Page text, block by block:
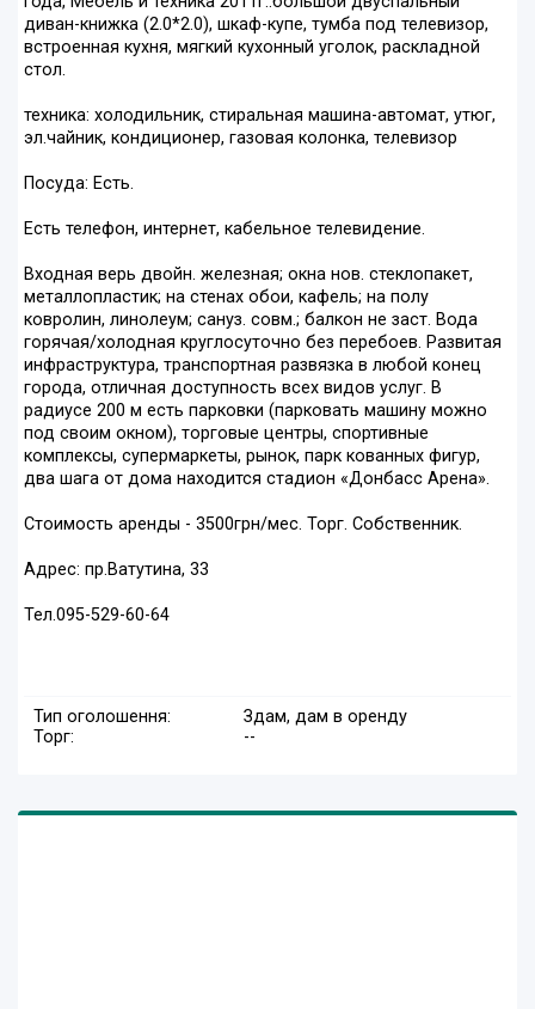
диван-книжка (2.0*2.0), шкаф-купе, тумба под телевизор,
встроенная кухня, мягкий кухонный уголок, раскладной
стол.
техника: холодильник, стиральная машина-автомат, утюг,
эл.чайник, кондиционер, газовая колонка, телевизор
Посуда: Есть.
Есть телефон, интернет, кабельное телевидение.
Входная верь двойн. железная; окна нов. стеклопакет,
металлопластик; на стенах обои, кафель; на полу
ковролин, линолеум; сануз. совм.; балкон не заст. Вода
горячая/холодная круглосуточно без перебоев. Развитая
инфраструктура, транспортная развязка в любой конец
города, отличная доступность всех видов услуг. В
радиусе 200 м есть парковки (парковать машину можно
под своим окном), торговые центры, спортивные
комплексы, супермаркеты, рынок, парк кованных фигур,
два шага от дома находится стадион «Донбасс Арена».
Стоимость аренды - 3500грн/мес. Торг. Собственник.
Адрес: пр.Ватутина, 33
Тел.095-529-60-64
Тип оголошення:
Здам, дам в оренду
Торг:
--